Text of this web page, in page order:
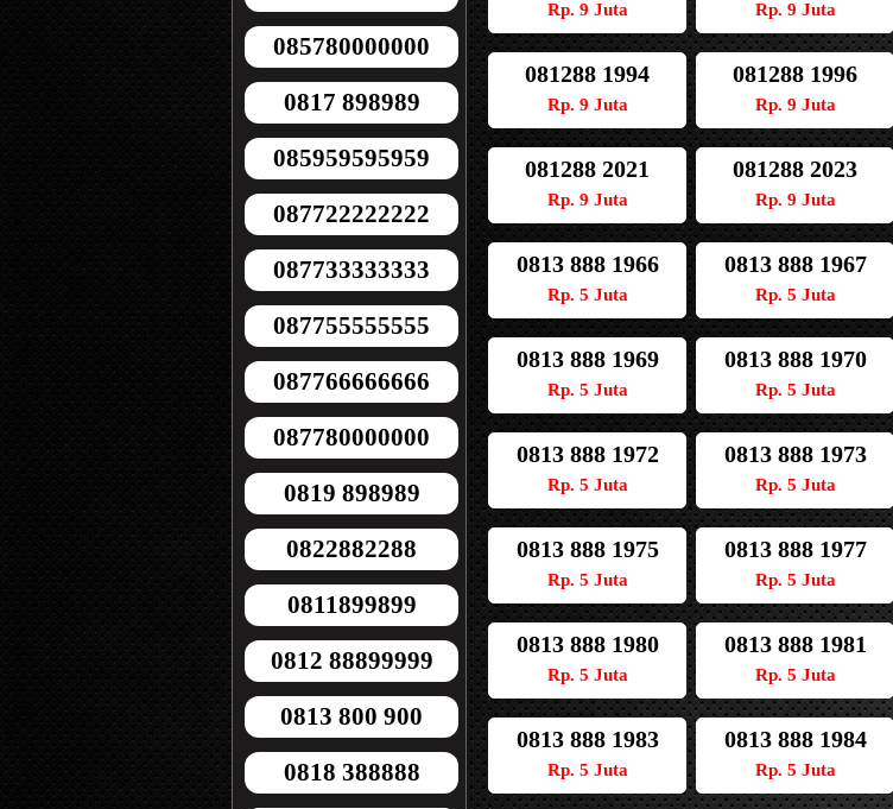
085780000000
0817 898989
085959595959
087722222222
087733333333
087755555555
087766666666
087780000000
0819 898989
0822882288
0811899899
0812 88899999
0813 800 900
0818 388888
Rp. 9 Juta Rp. 9 Juta
081288 1994
Rp. 9 Juta
081288 1996
Rp. 9 Juta
081288 2021
Rp. 9 Juta
081288 2023
Rp. 9 Juta
0813 888 1966
Rp. 5 Juta
0813 888 1967
Rp. 5 Juta
0813 888 1969
Rp. 5 Juta
0813 888 1970
Rp. 5 Juta
0813 888 1972
Rp. 5 Juta
0813 888 1973
Rp. 5 Juta
0813 888 1975
Rp. 5 Juta
0813 888 1977
Rp. 5 Juta
0813 888 1980
Rp. 5 Juta
0813 888 1981
Rp. 5 Juta
0813 888 1983
Rp. 5 Juta
0813 888 1984
Rp. 5 Juta